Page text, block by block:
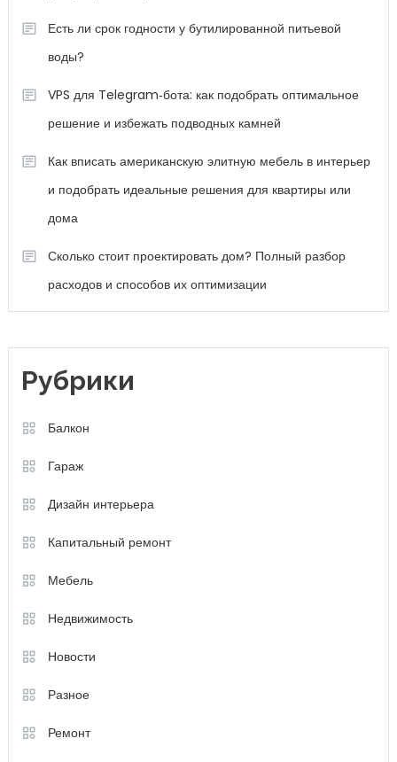
Есть ли срок годности у бутилированной питьевой
воды?
VPS для Telegram‑бота: как подобрать оптимальное
решение и избежать подводных камней
Как вписать американскую элитную мебель в интерьер
и подобрать идеальные решения для квартиры или
дома
Сколько стоит проектировать дом? Полный разбор
расходов и способов их оптимизации
Рубрики
Балкон
Гараж
Дизайн интерьера
Капитальный ремонт
Мебель
Недвижимость
Новости
Разное
Ремонт